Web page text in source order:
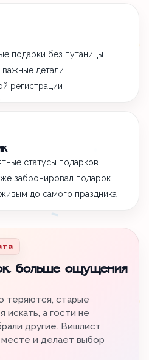
подарки без путаницы
важные детали
регистрации
статусы подарков
забронировал подарок
до самого праздника
больше ощущения
теряются, старые
а гости не
другие. Вишлист
и делает выбор